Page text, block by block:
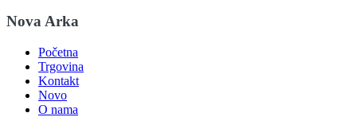
Nova Arka
Početna
Trgovina
Kontakt
Novo
O nama